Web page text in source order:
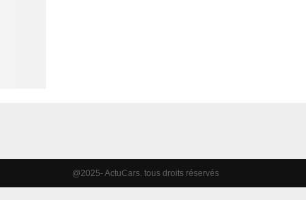
@2025- ActuCars. tous droits réservés